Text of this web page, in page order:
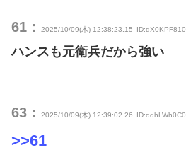
61： 2025/10/09(木) 12:38:23.15 ID:qX0KPF810
ハンスも元衛兵だから強い
63： 2025/10/09(木) 12:39:02.26 ID:qdhLWh0C0
>>61